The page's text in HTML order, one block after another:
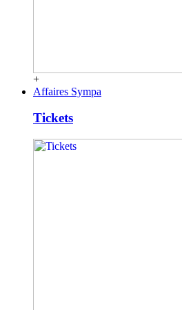
+
Affaires Sympa
Tickets